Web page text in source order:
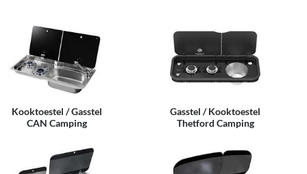
Kooktoestel / Gasstel
CAN Camping
Gasstel / Kooktoestel
Thetford Camping